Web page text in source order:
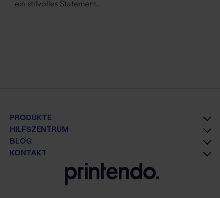
ein stilvolles Statement.
PRODUKTE
HILFSZENTRUM
BLOG
KONTAKT